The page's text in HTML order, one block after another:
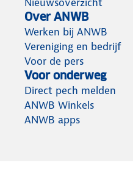
Over ANWB
Werken bij ANWB
Vereniging en bedrijf
Voor de pers
Voor onderweg
Direct pech melden
ANWB Winkels
ANWB apps